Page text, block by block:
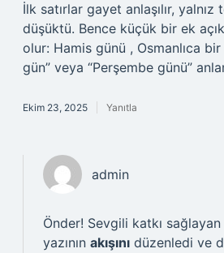
İlk satırlar gayet anlaşılır,
düşüktü. Bence küçük bir ek
olur: Hamis günü , Osmanlıca
gün” veya “Perşembe günü”
Ekim 23, 2025 Yanıtla
admin
Önder! Sevgili katkı
yazının akışını düzenledi ve